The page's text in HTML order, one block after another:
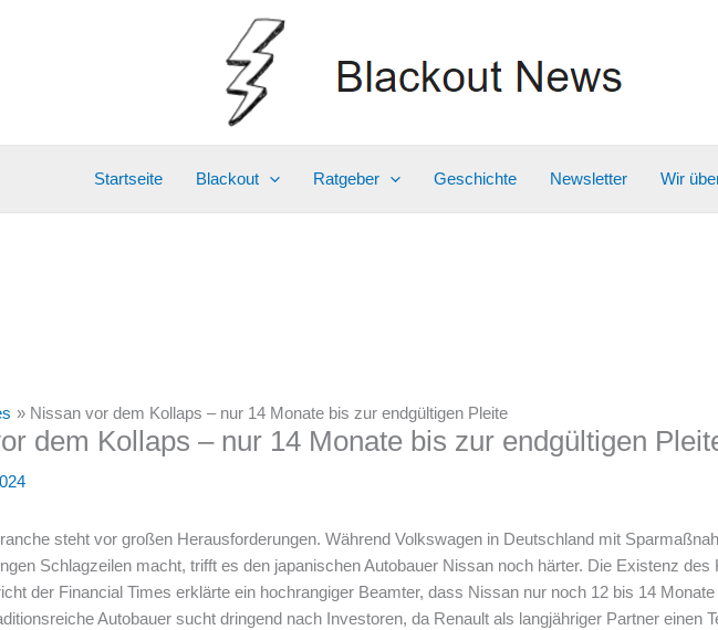
Startseite Blackout Ratgeber Geschichte Newsletter Wir
Nissan vor dem Kollaps – nur 14 Monate bis zur endgültigen Pleite
dem Kollaps – nur 14 Monate bis zur endgültigen
steht vor großen Herausforderungen. Während Volkswagen in Deutschland mit
Schlagzeilen macht, trifft es den japanischen Autobauer Nissan noch härter. Die Existenz des
der Financial Times erklärte ein hochrangiger Beamter, dass Nissan nur noch 12 bis 14
Autobauer sucht dringend nach Investoren, da Renault als langjähriger Partner einen